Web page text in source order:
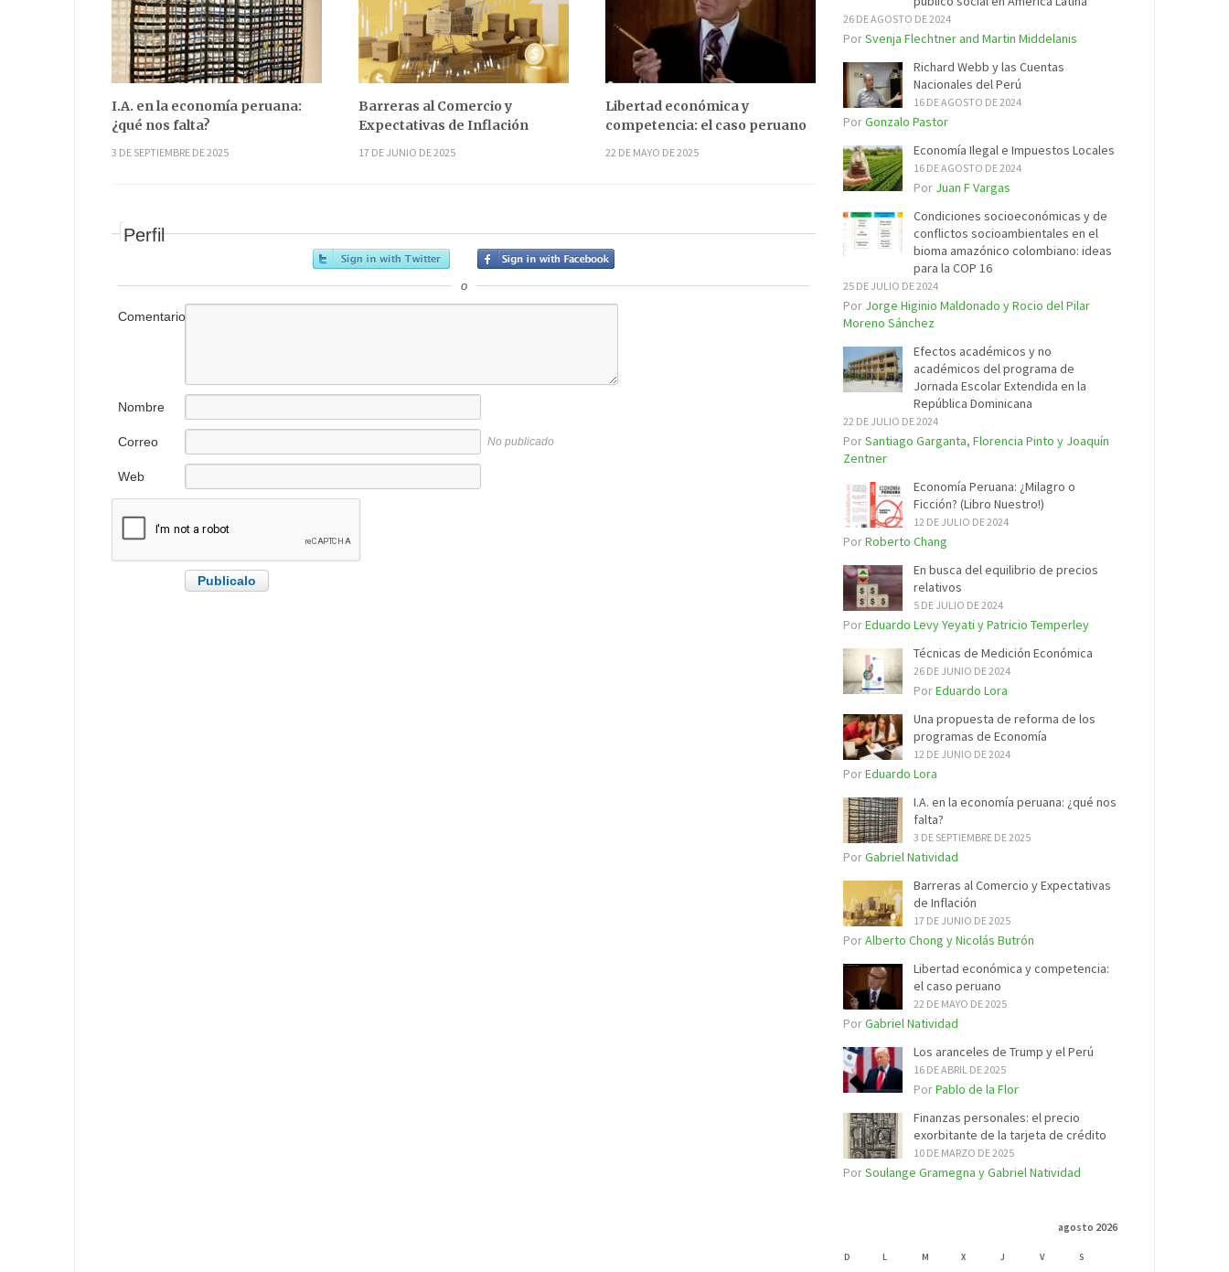
I.A. en la economía peruana:
¿qué nos falta?
3 DE SEPTIEMBRE DE 2025
Barreras al Comercio y
Expectativas de Inflación
17 DE JUNIO DE 2025
Libertad económica y
competencia: el caso peruano
22 DE MAYO DE 2025
Perfil
o
Comentario
Nombre
Correo
No publicado
Web
26 DE AGOSTO DE 2024
PorSvenja Flechtner and Martin Middelanis
Richard Webb y las Cuentas
Nacionales del Perú
16 DE AGOSTO DE 2024
PorGonzalo Pastor
Economía Ilegal e Impuestos Locales
16 DE AGOSTO DE 2024
Por Juan F Vargas
Condiciones socioeconómicas y de
conflictos socioambientales en el
bioma amazónico colombiano: ideas
para la COP 16
25 DE JULIO DE 2024
Por Jorge Higinio Maldonado y Rocio del Pilar
Moreno Sánchez
Efectos académicos y no
académicos del programa de
Jornada Escolar Extendida en la
República Dominicana
22 DE JULIO DE 2024
PorSantiago Garganta, Florencia Pinto y Joaquín
Zentner
Economía Peruana: ¿Milagro o
Ficción? (Libro Nuestro!)
12 DE JULIO DE 2024
PorRoberto Chang
En busca del equilibrio de precios
relativos
5 DE JULIO DE 2024
PorEduardo Levy Yeyati y Patricio Temperley
Técnicas de Medición Económica
26 DE JUNIO DE 2024
PorEduardo Lora
Una propuesta de reforma de los
programas de Economía
12 DE JUNIO DE 2024
PorEduardo Lora
I.A. en la economía peruana: ¿qué nos
falta?
3 DE SEPTIEMBRE DE 2025
PorGabriel Natividad
Barreras al Comercio y Expectativas
de Inflación
17 DE JUNIO DE 2025
PorAlberto Chong y Nicolás Butrón
Libertad económica y competencia:
el caso peruano
22 DE MAYO DE 2025
PorGabriel Natividad
Los aranceles de Trump y el Perú
16 DE ABRIL DE 2025
PorPablo de la Flor
Finanzas personales: el precio
exorbitante de la tarjeta de crédito
10 DE MARZO DE 2025
PorSoulange Gramegna y Gabriel Natividad
agosto 2026
D L M X J V S